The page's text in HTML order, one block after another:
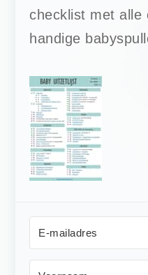
checklist met alle
handige